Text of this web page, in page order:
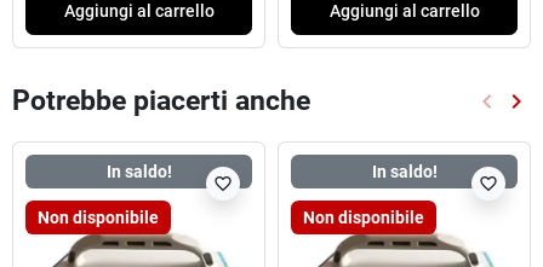
Aggiungi al carrello Aggiungi al carrello
Potrebbe piacerti anche keyboard_arrow_left keyboard_arrow_right
In saldo!
Non disponibile
favorite_border
In saldo!
Non disponibile
favorite_border